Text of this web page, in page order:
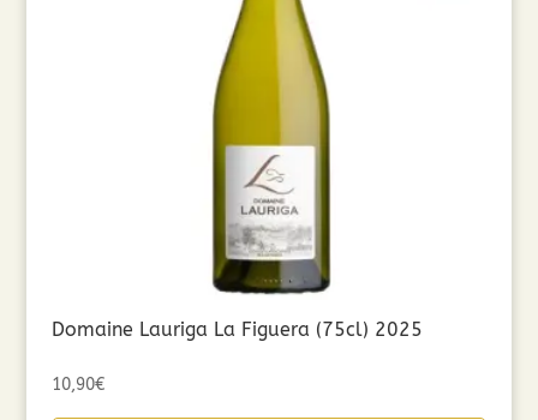
Domaine Lauriga La Figuera (75cl) 2025
10,90€